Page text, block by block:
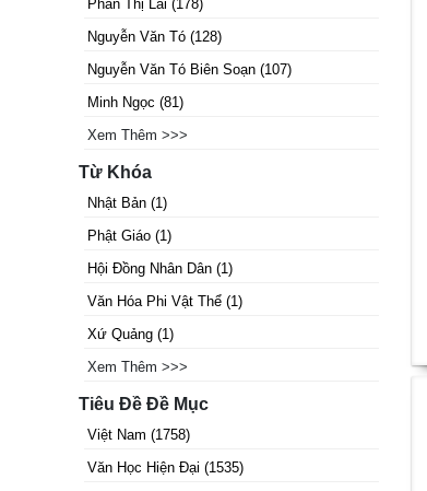
Phan Thị Lài (178)
Nguyễn Văn Tó (128)
Nguyễn Văn Tó Biên Soạn (107)
Minh Ngọc (81)
Xem Thêm >>>
Từ Khóa
Nhật Bản (1)
Phật Giáo (1)
Hội Đồng Nhân Dân (1)
Văn Hóa Phi Vật Thể (1)
Xứ Quảng (1)
Xem Thêm >>>
Tiêu Đề Đề Mục
Việt Nam (1758)
Văn Học Hiện Đại (1535)